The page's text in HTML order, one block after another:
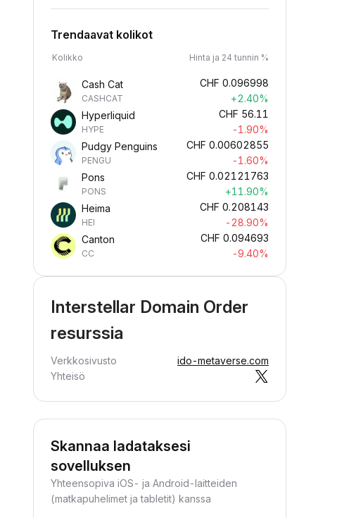
Trendaavat kolikot
Kolikko Hinta ja 24 tunnin %
Cash Cat
CASHCAT
CHF 0.096998
+2.40%
Hyperliquid
HYPE
CHF 56.11
-1.90%
Pudgy Penguins
PENGU
CHF 0.00602855
-1.60%
Pons
PONS
CHF 0.02121763
+11.90%
Heima
HEI
CHF 0.208143
-28.90%
Canton
CC
CHF 0.094693
-9.40%
Interstellar Domain Order
resurssia
Verkkosivusto
ido-metaverse.com
Yhteisö
Skannaa ladataksesi
sovelluksen
Yhteensopiva iOS- ja Android-laitteiden
(matkapuhelimet ja tabletit) kanssa